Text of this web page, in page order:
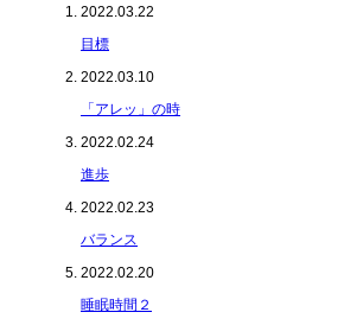
2022.03.22
目標
2022.03.10
「アレッ」の時
2022.02.24
進歩
2022.02.23
バランス
2022.02.20
睡眠時間２